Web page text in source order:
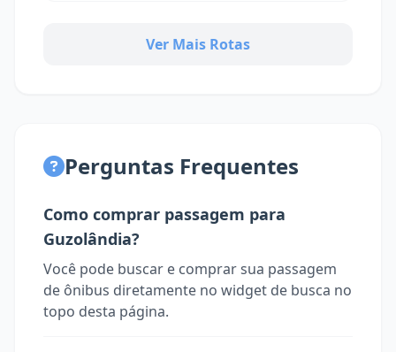
Ver Mais Rotas
Perguntas Frequentes
Como comprar passagem para
Guzolândia?
Você pode buscar e comprar sua passagem
de ônibus diretamente no widget de busca no
topo desta página.